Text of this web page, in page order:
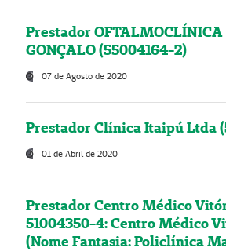
Prestador OFTALMOCLÍNICA
GONÇALO (55004164-2)
07 de Agosto de 2020
Prestador Clínica Itaipú Ltda
01 de Abril de 2020
Prestador Centro Médico
51004350-4: Centro Médico
(Nome Fantasia: Policlínica